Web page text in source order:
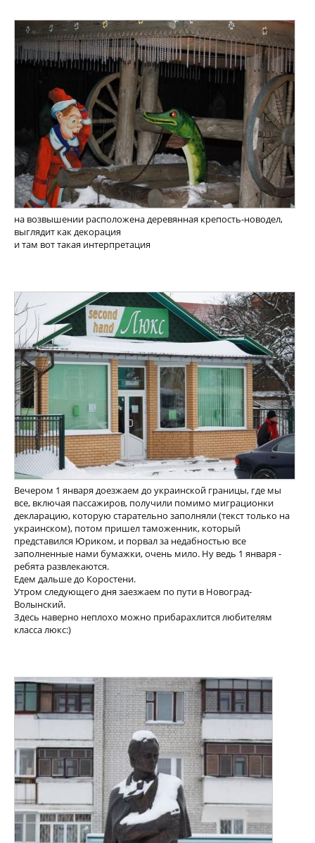
на возвышении расположена деревянная крепость-новодел,
выглядит как декорация
и там вот такая интерпретация
Вечером 1 января доезжаем до украинской границы, где мы
все, включая пассажиров, получили помимо миграционки
декларацию, которую старательно заполняли (текст только на
украинском), потом пришел таможенник, который
представился Юриком, и порвал за недабностью все
заполненные нами бумажки, очень мило. Ну ведь 1 января -
ребята развлекаются.
Едем дальше до Коростени.
Утром следующего дня заезжаем по пути в Новоград-
Волынский.
Здесь наверно неплохо можно прибарахлится любителям
класса люкс:)